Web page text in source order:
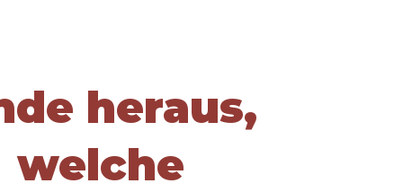
heraus,
welche